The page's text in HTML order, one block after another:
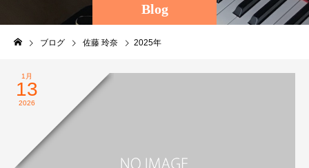
Blog
ブログ 佐藤 玲奈 2025年
1月
13
2026